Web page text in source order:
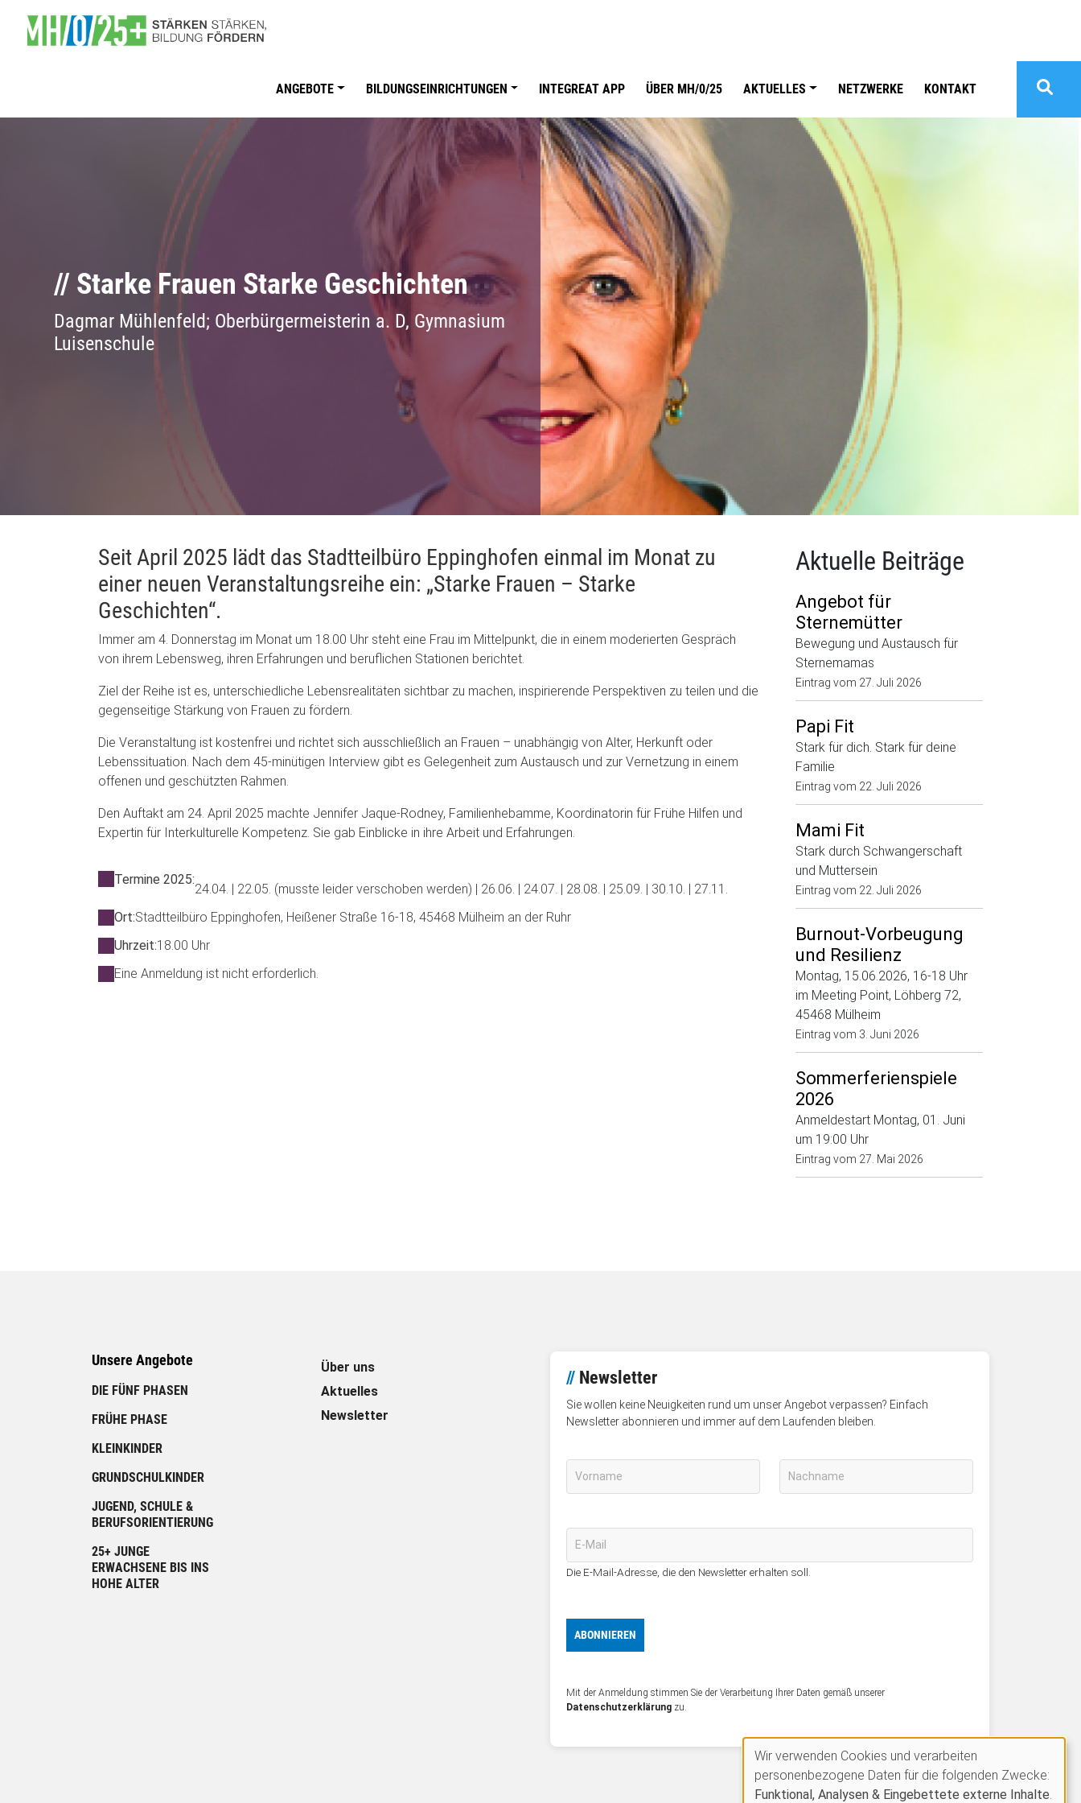
Main navigation
ANGEBOTE BILDUNGSEINRICHTUNGEN INTEGREAT APP ÜBER MH/0/25 AKTUELLES NETZWERKE KONTAKT
// Starke Frauen Starke Geschichten
Dagmar Mühlenfeld; Oberbürgermeisterin a. D, Gymnasium
Luisenschule
Seit April 2025 lädt das Stadtteilbüro Eppinghofen einmal im Monat zu
einer neuen Veranstaltungsreihe ein: „Starke Frauen – Starke
Geschichten“.
Immer am 4. Donnerstag im Monat um 18.00 Uhr steht eine Frau im Mittelpunkt, die in einem moderierten Gespräch
von ihrem Lebensweg, ihren Erfahrungen und beruflichen Stationen berichtet.
Ziel der Reihe ist es, unterschiedliche Lebensrealitäten sichtbar zu machen, inspirierende Perspektiven zu teilen und die
gegenseitige Stärkung von Frauen zu fördern.
Die Veranstaltung ist kostenfrei und richtet sich ausschließlich an Frauen – unabhängig von Alter, Herkunft oder
Lebenssituation. Nach dem 45-minütigen Interview gibt es Gelegenheit zum Austausch und zur Vernetzung in einem
offenen und geschützten Rahmen.
Den Auftakt am 24. April 2025 machte Jennifer Jaque-Rodney, Familienhebamme, Koordinatorin für Frühe Hilfen und
Expertin für Interkulturelle Kompetenz. Sie gab Einblicke in ihre Arbeit und Erfahrungen.
Termine 2025:
24.04. | 22.05. (musste leider verschoben werden) | 26.06. | 24.07. | 28.08. | 25.09. | 30.10. | 27.11.
Ort:Stadtteilbüro Eppinghofen, Heißener Straße 16-18, 45468 Mülheim an der Ruhr
Uhrzeit:18.00 Uhr
Eine Anmeldung ist nicht erforderlich.
Aktuelle Beiträge
Angebot für
Sternemütter
Bewegung und Austausch für
Sternemamas
Eintrag vom 27. Juli 2026
Papi Fit
Stark für dich. Stark für deine
Familie
Eintrag vom 22. Juli 2026
Mami Fit
Stark durch Schwangerschaft
und Muttersein
Eintrag vom 22. Juli 2026
Burnout-Vorbeugung
und Resilienz
Montag, 15.06.2026, 16-18 Uhr
im Meeting Point, Löhberg 72,
45468 Mülheim
Eintrag vom 3. Juni 2026
Sommerferienspiele
2026
Anmeldestart Montag, 01. Juni
um 19:00 Uhr
Eintrag vom 27. Mai 2026
Unsere Angebote
Unsere Angebote
DIE FÜNF PHASEN
FRÜHE PHASE
KLEINKINDER
GRUNDSCHULKINDER
JUGEND, SCHULE &
BERUFSORIENTIERUNG
25+ JUNGE
ERWACHSENE BIS INS
HOHE ALTER
Über uns
Aktuelles
Newsletter
// Newsletter
Sie wollen keine Neuigkeiten rund um unser Angebot verpassen? Einfach
Newsletter abonnieren und immer auf dem Laufenden bleiben.
Die E-Mail-Adresse, die den Newsletter erhalten soll.
Mit der Anmeldung stimmen Sie der Verarbeitung Ihrer Daten gemäß unserer
Datenschutzerklärung zu.
Verwendung
Wir verwenden Cookies und verarbeiten
personenbezogene Daten für die folgenden Zwecke:
Funktional, Analysen & Eingebettete externe Inhalte.